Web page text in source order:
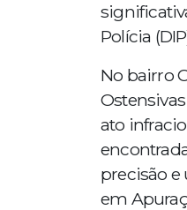
Polícia
No bairro
ato
precisão e
em